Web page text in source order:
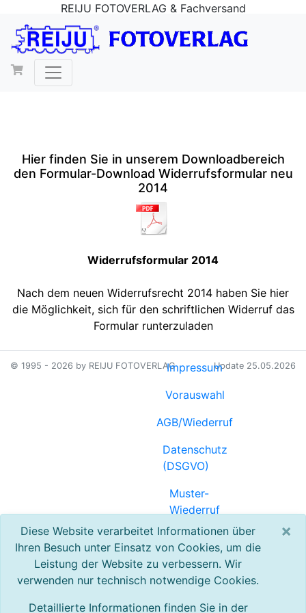
REIJU FOTOVERLAG & Fachversand
Hier finden Sie in unserem Downloadbereich
den Formular-Download Widerrufsformular neu
2014
Widerrufsformular 2014
Nach dem neuen Widerrufsrecht 2014 haben Sie hier
die Möglichkeit, sich für den schriftlichen Widerruf das
Formular runterzuladen
Diese Website verarbeitet Informationen über
Ihren Besuch unter Einsatz von Cookies, um die
Leistung der Website zu verbessern. Wir
verwenden nur technisch notwendige Cookies.
Detaillierte Informationen finden Sie in der
×
Update 25.05.2026
© 1995 - 2026 by REIJU FOTOVERLAGImpressum
Vorauswahl
AGB/Wiederruf
Datenschutz
(DSGVO)
Muster-
Wiederruf
(PDF)
Referenzen
Registrierung
Kontakt